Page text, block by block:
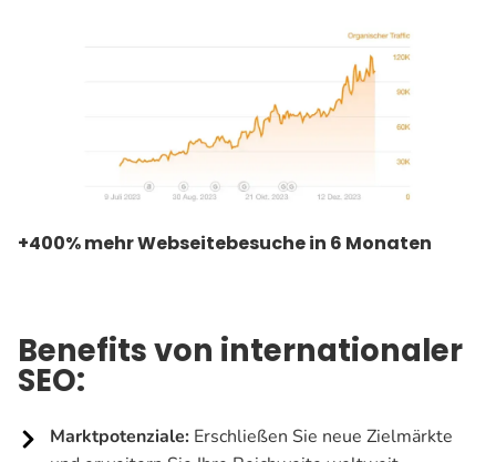
+400% mehr Webseitebesuche in 6 Monaten
Benefits von internationaler
SEO:
Marktpotenziale:Erschließen Sie neue Zielmärkte